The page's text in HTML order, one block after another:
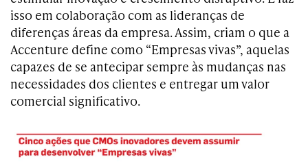
isso em colaboração com as lideranças de
diferenças áreas da empresa. Assim, criam o que a
Accenture define como “Empresas vivas”, aquelas
capazes de se antecipar sempre às mudanças nas
necessidades dos clientes e entregar um valor
comercial significativo.